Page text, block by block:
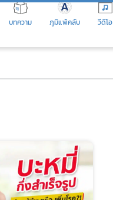
บทความ ภูมิแพ้คลับ วีดีโอ